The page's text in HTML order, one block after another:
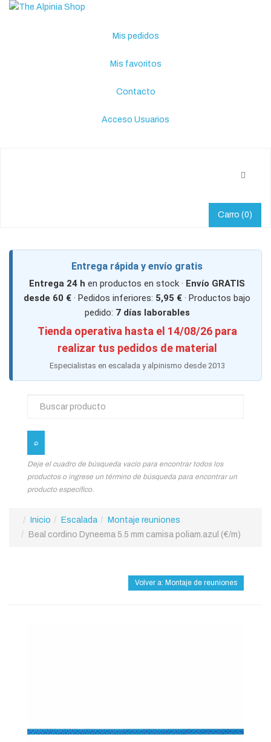
Mis pedidos
Mis favoritos
Contacto
Acceso Usuarios
Carro (0)
Entrega rápida y envío gratis
Entrega 24 h en productos en stock · Envío GRATIS
desde 60 € · Pedidos inferiores: 5,95 € · Productos bajo
pedido: 7 días laborables
Tienda operativa hasta el 14/08/26 para
realizar tus pedidos de material
Especialistas en escalada y alpinismo desde 2013
Deje el cuadro de búsqueda vacío para encontrar todos los
productos o ingrese un término de búsqueda para encontrar un
producto específico.
Inicio Escalada
Montaje reuniones
Beal cordino Dyneema 5.5 mm camisa poliam.azul (€/m)
Volver a: Montaje de reuniones